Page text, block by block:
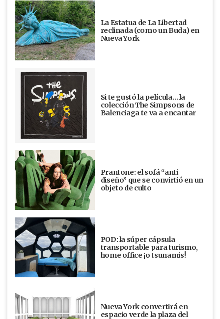
La Estatua de La Libertad
reclinada (como un Buda) en
Nueva York
Si te gustó la película… la
colección The Simpsons de
Balenciaga te va a encantar
Prantone: el sofá “anti
diseño” que se convirtió en un
objeto de culto
POD: la súper cápsula
transportable para turismo,
home office ¡o tsunamis!
Nueva York convertirá en
espacio verde la plaza del